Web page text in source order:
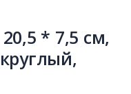
* 7,5 см,